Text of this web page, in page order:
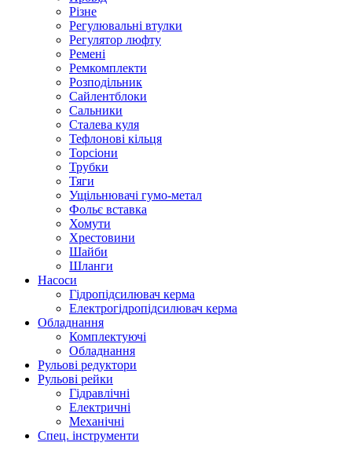
Різне
Регулювальні втулки
Регулятор люфту
Ремені
Ремкомплекти
Розподільник
Сайлентблоки
Сальники
Сталева куля
Тефлонові кільця
Торсіони
Трубки
Тяги
Ущільнювачі гумо-метал
Фольє вставка
Хомути
Хрестовини
Шайби
Шланги
Насоси
Гідропідсилювач керма
Електрогідропідсилювач керма
Обладнання
Комплектуючі
Обладнання
Рульові редуктори
Рульові рейки
Гідравлічні
Електричні
Механічні
Спец. інструменти